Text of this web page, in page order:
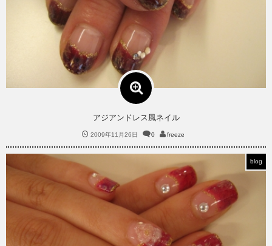
アジアンドレス風ネイル
2009年11月26日 0 freeze
blog